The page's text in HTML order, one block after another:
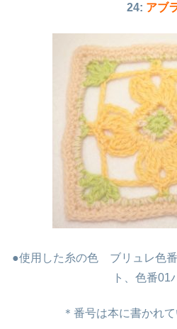
24: アブ
●使用した糸の色 ブリュレ色
ト、色番01
＊番号は本に書かれ